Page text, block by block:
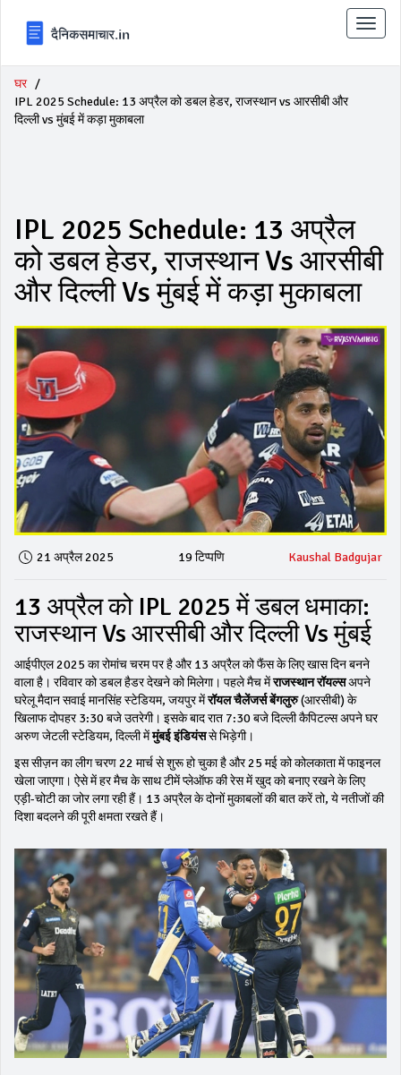
टॉगल
से
घर
IPL 2025 Schedule: 13 अप्रैल को डबल हेडर, राजस्थान vs आरसीबी और
दिल्ली vs मुंबई में कड़ा मुकाबला
IPL 2025 Schedule: 13 अप्रैल
को डबल हेडर, राजस्थान Vs आरसीबी
और दिल्ली Vs मुंबई में कड़ा मुकाबला
21 अप्रैल 2025 19 टिप्पणि Kaushal Badgujar
13 अप्रैल को IPL 2025 में डबल धमाका:
राजस्थान Vs आरसीबी और दिल्ली Vs मुंबई
आईपीएल 2025 का रोमांच चरम पर है और 13 अप्रैल को फैंस के लिए खास दिन बनने
वाला है। रविवार को डबल हैडर देखने को मिलेगा। पहले मैच मेंराजस्थान रॉयल्सअपने
घरेलू मैदान सवाई मानसिंह स्टेडियम, जयपुर मेंरॉयल चैलेंजर्स बेंगलुरु(आरसीबी) के
खिलाफ दोपहर 3:30 बजे उतरेगी। इसके बाद रात 7:30 बजे दिल्ली कैपिटल्स अपने घर
अरुण जेटली स्टेडियम, दिल्ली मेंमुंबई इंडियंससे भिड़ेगी।
इस सीज़न का लीग चरण 22 मार्च से शुरू हो चुका है और 25 मई को कोलकाता में फाइनल
खेला जाएगा। ऐसे में हर मैच के साथ टीमें प्लेऑफ की रेस में खुद को बनाए रखने के लिए
एड़ी-चोटी का जोर लगा रही हैं। 13 अप्रैल के दोनों मुकाबलों की बात करें तो, ये नतीजों की
दिशा बदलने की पूरी क्षमता रखते हैं।